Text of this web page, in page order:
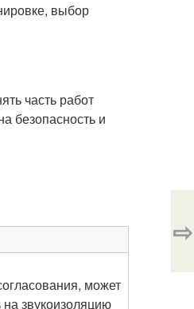
выбор
часть работ
безопасность и
может
на звукоизоляцию
⇨